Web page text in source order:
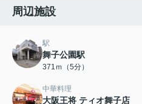
周辺施設
駅
舞子公園駅
371ｍ（5分）
中華料理
大阪王将 ティオ舞子店